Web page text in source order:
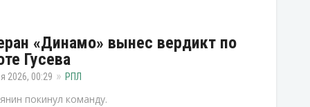
«Динамо» вынес вердикт по
Гусева
2026, 00:29 РПЛ
покинул команду.